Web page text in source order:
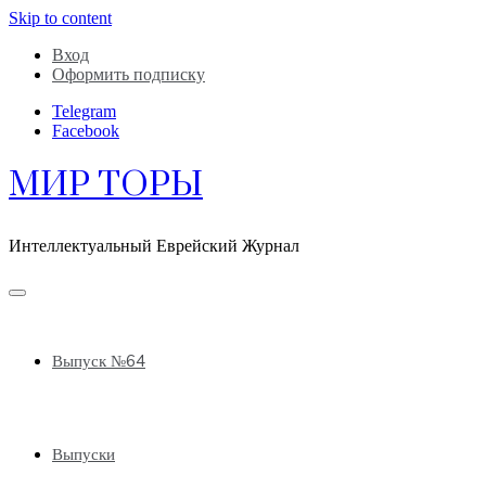
Skip to content
Вход
Оформить подписку
Telegram
Facebook
МИР ТОРЫ
Интеллектуальный Еврейский Журнал
Выпуск №64
Выпуски